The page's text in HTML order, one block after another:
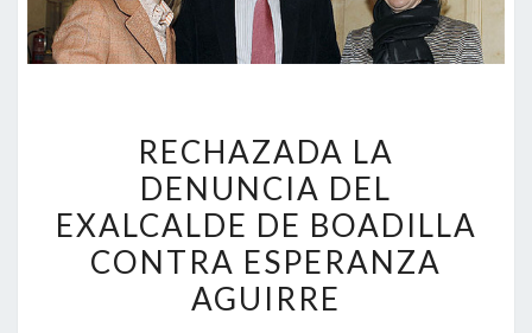
LA
DENUNCIA
DEL
EXALCALDE
DE
BOADILLA
RECHAZADA LA
DENUNCIA DEL
EXALCALDE DE BOADILLA
CONTRA ESPERANZA
AGUIRRE